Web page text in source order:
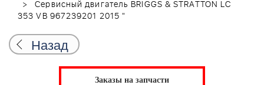
Сервисный двигатель BRIGGS & STRATTON LC
353 VB 967239201 2015 "
Назад
Заказы на запчасти